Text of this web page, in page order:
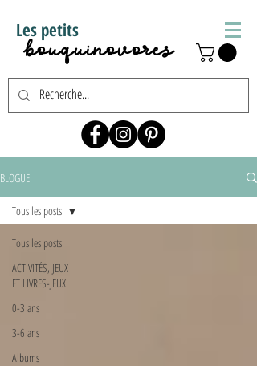
Les petits
bouquinovores
BLOGUE
Tous les posts
ACTIVITÉS, JEUX
ET LIVRES-JEUX
0-3 ans
3-6 ans
Albums
Tous les posts